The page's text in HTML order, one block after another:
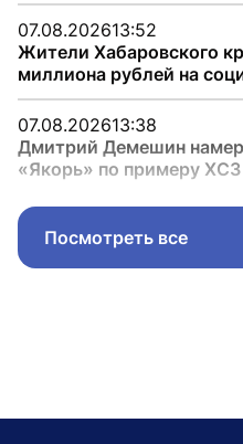
07.08.202613:52
Жители Хабаровского
миллиона рублей на
07.08.202613:38
Дмитрий Демешин
«Якорь» по примеру ХСЗ
Посмотреть все